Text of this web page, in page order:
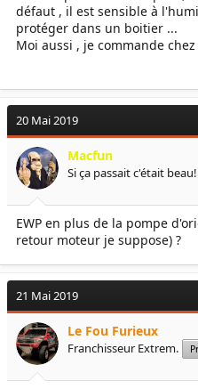
défaut , il est sensible à
protéger dans un boitier ...
Moi aussi , je commande
20 Mai 2019
Macfun
Si ça passait c'était beau!
EWP en plus de la pompe
retour moteur je suppose) ?
21 Mai 2019
Le Fou Furieux
Franchisseur Extrem.